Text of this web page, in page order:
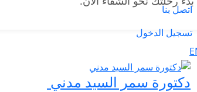
اتصل بنا
تسجيل الدخول
دكتورة سمر السيد مدني